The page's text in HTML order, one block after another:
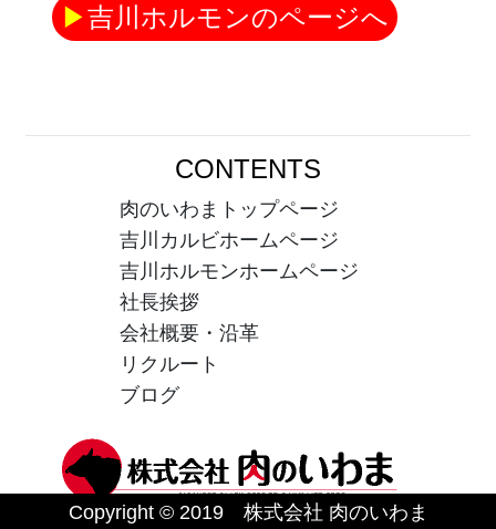
▶吉川ホルモンのページへ
CONTENTS
肉のいわまトップページ
吉川カルビホームページ
吉川ホルモンホームページ
社長挨拶
会社概要・沿革
リクルート
ブログ
Copyright © 2019 株式会社 肉のいわま